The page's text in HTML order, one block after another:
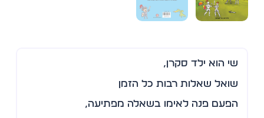
שי הוא ילד סקרן,
שואל שאלות רבות כל הזמן
הפעם פנה לאימו בשאלה מפתיעה,